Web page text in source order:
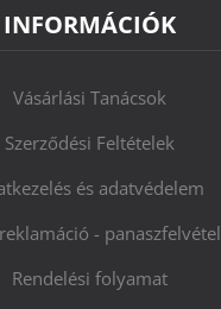
INFORMÁCIÓK
Vásárlási Tanácsok
Szerződési Feltételek
és adatvédelem
- panaszfelvétel
Rendelési folyamat